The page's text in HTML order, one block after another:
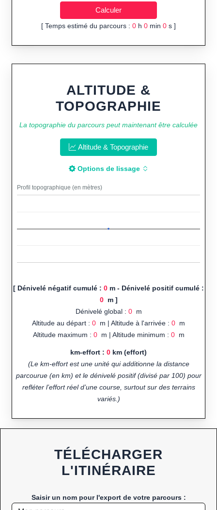
[ Temps estimé du parcours : 0 h 0 min 0 s ]
ALTITUDE &
TOPOGRAPHIE
La topographie du parcours peut maintenant être calculée
Altitude & Topographie
Options de lissage
Profil topographique (en mètres)
[ Dénivelé négatif cumulé : 0 m - Dénivelé positif cumulé :
0m ]
Dénivelé global : 0m
Altitude au départ : 0 m | Altitude à l'arrivée : 0 m
Altitude maximum : 0m | Altitude minimum : 0m
km-effort : 0 km (effort)
(Le km-effort est une unité qui additionne la distance
parcourue (en km) et le dénivelé positif (divisé par 100) pour
refléter l’effort réel d’une course, surtout sur des terrains
variés.)
TÉLÉCHARGER
L'ITINÉRAIRE
Saisir un nom pour l'export de votre parcours :